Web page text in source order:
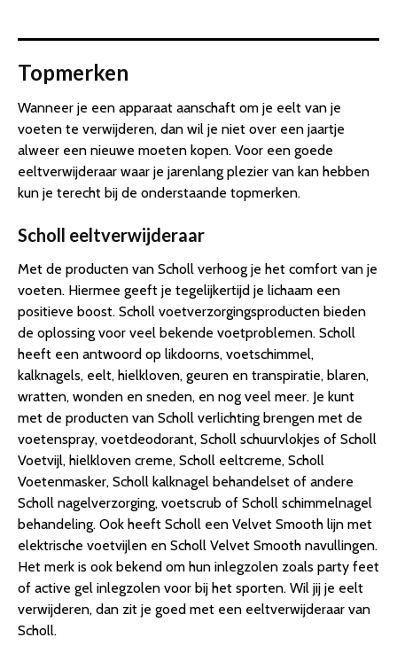
Topmerken
Wanneer je een apparaat aanschaft om je eelt van je
voeten te verwijderen, dan wil je niet over een jaartje
alweer een nieuwe moeten kopen. Voor een goede
eeltverwijderaar waar je jarenlang plezier van kan hebben
kun je terecht bij de onderstaande topmerken.
Scholl eeltverwijderaar
Met de producten van Scholl verhoog je het comfort van je
voeten. Hiermee geeft je tegelijkertijd je lichaam een
positieve boost. Scholl voetverzorgingsproducten bieden
de oplossing voor veel bekende voetproblemen. Scholl
heeft een antwoord op likdoorns, voetschimmel,
kalknagels, eelt, hielkloven, geuren en transpiratie, blaren,
wratten, wonden en sneden, en nog veel meer. Je kunt
met de producten van Scholl verlichting brengen met de
voetenspray, voetdeodorant, Scholl schuurvlokjes of Scholl
Voetvijl, hielkloven creme, Scholl eeltcreme, Scholl
Voetenmasker, Scholl kalknagel behandelset of andere
Scholl nagelverzorging, voetscrub of Scholl schimmelnagel
behandeling. Ook heeft Scholl een Velvet Smooth lijn met
elektrische voetvijlen en Scholl Velvet Smooth navullingen.
Het merk is ook bekend om hun inlegzolen zoals party feet
of active gel inlegzolen voor bij het sporten. Wil jij je eelt
verwijderen, dan zit je goed met een eeltverwijderaar van
Scholl.